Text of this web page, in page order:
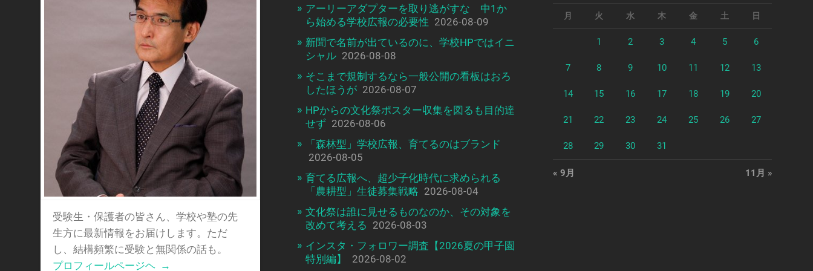
受験生・保護者の皆さん、学校や塾の先
生方に最新情報をお届けします。ただ
し、結構頻繁に受験と無関係の話も。
プロフィールページヘ →
アーリーアダプターを取り逃がすな 中1か
ら始める学校広報の必要性 2026-08-09
新聞で名前が出ているのに、学校HPではイニ
シャル 2026-08-08
そこまで規制するなら一般公開の看板はおろ
したほうが 2026-08-07
HPからの文化祭ポスター収集を図るも目的達
せず 2026-08-06
「森林型」学校広報、育てるのはブランド
2026-08-05
育てる広報へ、超少子化時代に求められる
「農耕型」生徒募集戦略 2026-08-04
文化祭は誰に見せるものなのか、その対象を
改めて考える 2026-08-03
インスタ・フォロワー調査【2026夏の甲子園
特別編】
2026-08-02
月 火 水 木 金 土 日
1 2 3 4 5 6
7 8 9 10 11 12 13
14 15 16 17 18 19 20
21 22 23 24 25 26 27
28 29 30 31
« 9月 11月 »